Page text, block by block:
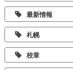
最新情報
札幌
校章